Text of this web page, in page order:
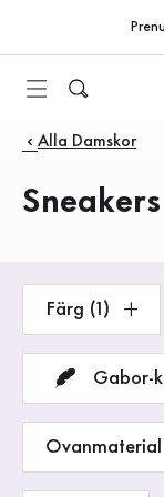
Till innehållsförteckning
Till huvudnavigation
Produkter
Alla Damskor
Färg (1)
Gabor-
Ovanmaterial